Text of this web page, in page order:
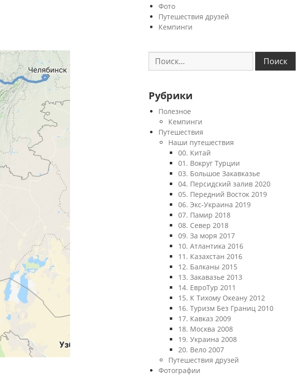
Фото
Путешествия друзей
Кемпинги
Найти:
Рубрики
Полезное
Кемпинги
Путешествия
Наши путешествия
00. Китай
01. Вокруг Турции
03. Большое Закавказье
04. Персидский залив 2020
05. Передний Восток 2019
06. Экс-Украина 2019
07. Памир 2018
08. Север 2018
09. За моря 2017
10. Атлантика 2016
11. Казахстан 2016
12. Балканы 2015
13. Закавазье 2013
14. ЕвроТур 2011
15. К Тихому Океану 2012
16. Туризм Без Границ 2010
17. Кавказ 2009
18. Москва 2008
19. Украина 2008
20. Вело 2007
Путешествия друзей
Фотографии